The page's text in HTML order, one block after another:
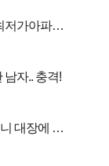
저가아파트
남자.. 충격!
대장에 똥